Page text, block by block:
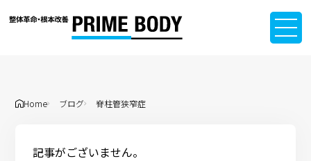
Home ブログ 脊柱管狭窄症
記事がございません。